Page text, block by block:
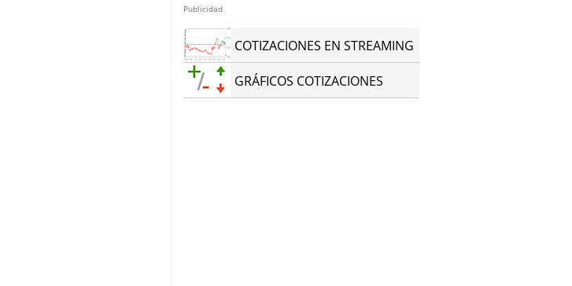
Publicidad
COTIZACIONES EN STREAMING
GRÁFICOS COTIZACIONES